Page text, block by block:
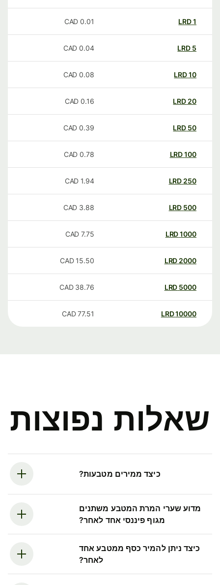
LRD
0.01
CAD
LRD
0.04
CAD
LRD
0.08
CAD
20
LRD
0.16
CAD
50
LRD
0.39
CAD
100
LRD
0.78
CAD
250
LRD
1.94
CAD
500
LRD
3.88
CAD
1000
LRD
7.75
CAD
2000
LRD
15.50
CAD
5000
LRD
38.76
CAD
10000
LRD
77.51
CAD
שאלות נפוצות
כיצד ממירים מטבעות?
מדוע שערי המרת המטבע משתנים
מגוף פיננסי אחד לאחר?
כיצד ניתן להמיר כסף ממטבע אחד
לאחר?